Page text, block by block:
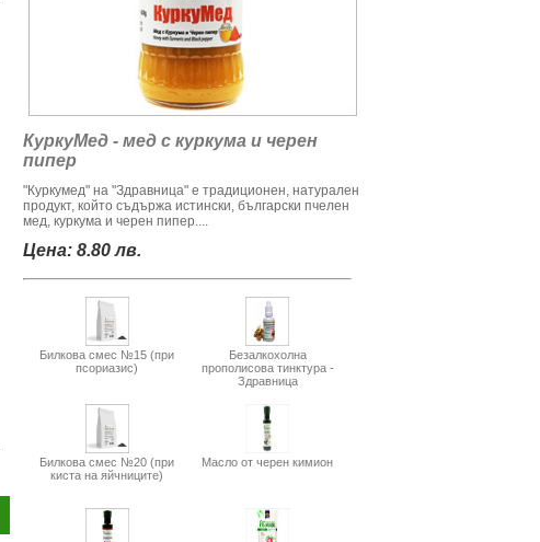
КуркуМед - мед с куркума и черен
пипер
"Куркумед" на "Здравница" е традиционен, натурален
продукт, който съдържа истински, български пчелен
мед, куркума и черен пипер....
Цена: 8.80 лв.
Билкова смес №15 (при
псориазис)
Безалкохолна
прополисова тинктура -
Здравница
Билкова смес №20 (при
киста на яйчниците)
Масло от черен кимион